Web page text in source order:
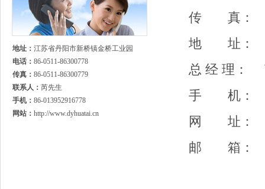
地址： 江苏省丹阳市新桥镇金桥工业园
电话： 86-0511-86300778
传真： 86-0511-86300779
联系人： 芮先生
手机： 86-013952916778
网站： http://www.dyhuatai.cn
传 真：
地 址： 江
总 经 理：
手 机：
网 址
邮 箱